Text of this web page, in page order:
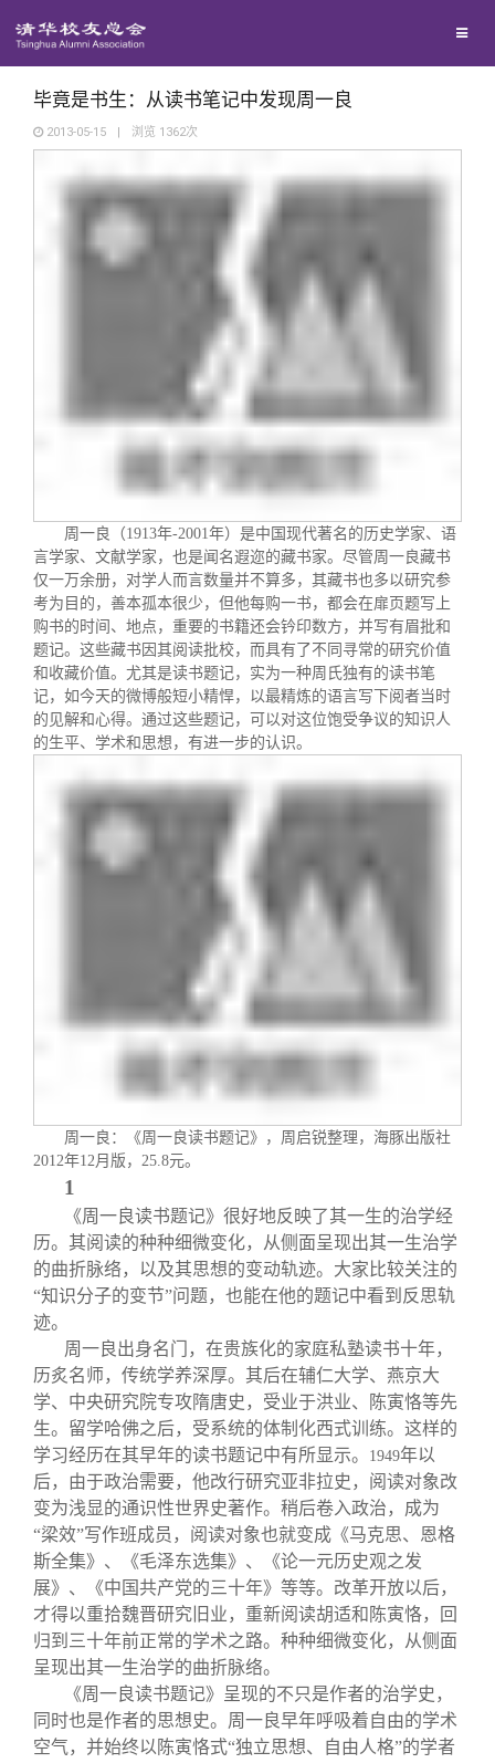
西南联大校友会
义工计划
新媒体平台
青春风采
校友讲坛
校友视界
校友服务
信息化服务
三创大赛
实用信息
校友总会
总会简介
会长致辞
总会章程
理事会名单
联系我们
关闭
毕竟是书生：从读书笔记中发现周一良
2013-05-15 | 浏览 1362次
周一良（1913年-2001年）是中国现代著名的历史学家、语
言学家、文献学家，也是闻名遐迩的藏书家。尽管周一良藏书
仅一万余册，对学人而言数量并不算多，其藏书也多以研究参
考为目的，善本孤本很少，但他每购一书，都会在扉页题写上
购书的时间、地点，重要的书籍还会钤印数方，并写有眉批和
题记。这些藏书因其阅读批校，而具有了不同寻常的研究价值
和收藏价值。尤其是读书题记，实为一种周氏独有的读书笔
记，如今天的微博般短小精悍，以最精炼的语言写下阅者当时
的见解和心得。通过这些题记，可以对这位饱受争议的知识人
的生平、学术和思想，有进一步的认识。
周一良：《周一良读书题记》，周启锐整理，海豚出版社
2012年12月版， 25.8元。
1
《周一良读书题记》很好地反映了其一生的治学经
历。其阅读的种种细微变化，从侧面呈现出其一生治学
的曲折脉络，以及其思想的变动轨迹。大家比较关注的
“知识分子的变节”问题，也能在他的题记中看到反思轨
迹。
周一良出身名门，在贵族化的家庭私塾读书十年，
历炙名师，传统学养深厚。其后在辅仁大学、燕京大
学、中央研究院专攻隋唐史，受业于洪业、陈寅恪等先
生。留学哈佛之后，受系统的体制化西式训练。这样的
学习经历在其早年的读书题记中有所显示。
1949年以
后，由于政治需要，他改行研究亚非拉史，阅读对象改
变为浅显的通识性世界史著作。稍后卷入政治，成为
“梁效”写作班成员，阅读对象也就变成《马克思、恩格
斯全集》、《毛泽东选集》、《论一元历史观之发
展》、《中国共产党的三十年》等等。改革开放以后，
才得以重拾魏晋研究旧业，重新阅读胡适和陈寅恪，回
归到三十年前正常的学术之路。种种细微变化，从侧面
呈现出其一生治学的曲折脉络。
《周一良读书题记》呈现的不只是作者的治学史，
同时也是作者的思想史。周一良早年呼吸着自由的学术
空气，并始终以陈寅恪式“独立思想、自由人格”的学者